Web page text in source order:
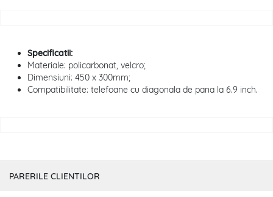
Specificatii:
Materiale: policarbonat, velcro;
Dimensiuni: 450 x 300mm;
Compatibilitate: telefoane cu diagonala de pana la 6.9 inch.
PARERILE CLIENTILOR